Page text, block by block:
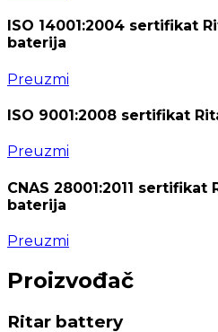
ISO 14001:2004 sertifikat
baterija
Preuzmi
ISO 9001:2008 sertifikat
Preuzmi
CNAS 28001:2011 sertifikat
baterija
Preuzmi
Proizvođač
Ritar battery